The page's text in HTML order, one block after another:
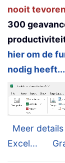
nooit
300
hier om de
nodig heeft...
Meer
Excel...